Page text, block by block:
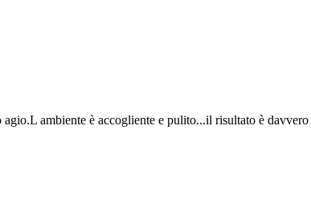
ambiente è accogliente e pulito...il risultato è